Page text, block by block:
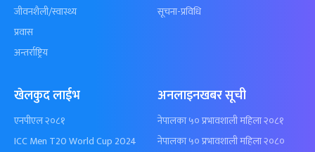
जीवनशैली/स्वास्थ्य
प्रवास
अन्तर्राष्ट्रिय
सूचना-प्रविधि
खेलकुद लाईभ
एनपीएल २०८१
ICC Men T20 World Cup 2024
अनलाइनखबर सूची
नेपालका ५० प्रभावशाली महिला २०८१
नेपालका ५० प्रभावशाली महिला २०८०